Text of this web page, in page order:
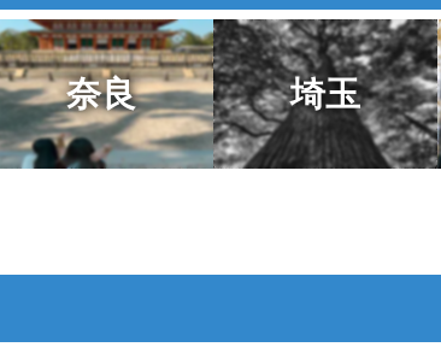
奈良 埼玉